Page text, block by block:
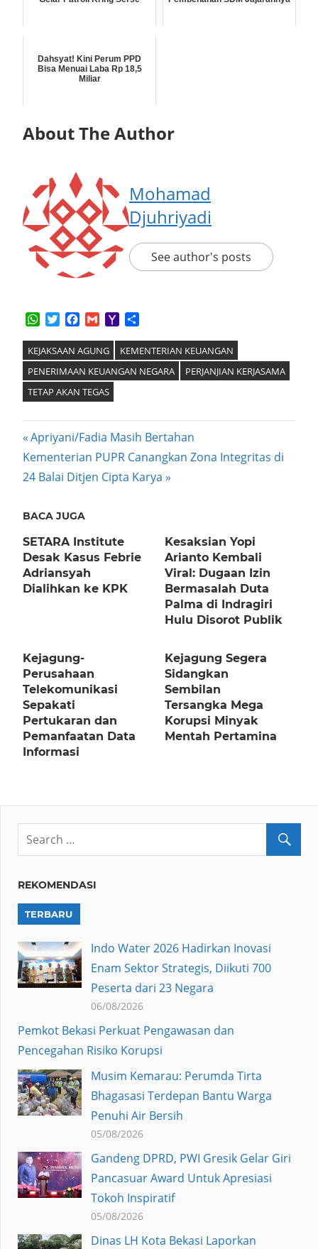
Dahsyat! Kini Perum PPD
Bisa Menuai Laba Rp 18,5
Miliar
About The Author
Mohamad
Djuhriyadi
See author's posts
WhatsApp
TwitterFacebook
GmailYahoo
KEJAKSAAN AGUNG
KEMENTERIAN KEUANGAN
PENERIMAAN KEUANGAN NEGARA
PERJANJIAN KERJASAMA
TETAP AKAN TEGAS
Post
navigation
Previous
Post:
Apriyani/Fadia Masih Bertahan
Next
Post:
Kementerian PUPR Canangkan Zona Integritas di
24 Balai Ditjen Cipta Karya
BACA JUGA
SETARA Institute
Desak Kasus Febrie
Adriansyah
Dialihkan ke KPK
Kesaksian Yopi
Arianto Kembali
Viral: Dugaan Izin
Bermasalah Duta
Palma di Indragiri
Hulu Disorot Publik
Kejagung-
Perusahaan
Telekomunikasi
Sepakati
Pertukaran dan
Pemanfaatan Data
Informasi
Kejagung Segera
Sidangkan
Sembilan
Tersangka Mega
Korupsi Minyak
Mentah Pertamina
REKOMENDASI
TERBARU
Indo Water 2026 Hadirkan Inovasi
Enam Sektor Strategis, Diikuti 700
Peserta dari 23 Negara
06/08/2026
Pemkot Bekasi Perkuat Pengawasan dan
Pencegahan Risiko Korupsi
Musim Kemarau: Perumda Tirta
Bhagasasi Terdepan Bantu Warga
Penuhi Air Bersih
05/08/2026
Gandeng DPRD, PWI Gresik Gelar Giri
Pancasuar Award Untuk Apresiasi
Tokoh Inspiratif
05/08/2026
Dinas LH Kota Bekasi Laporkan